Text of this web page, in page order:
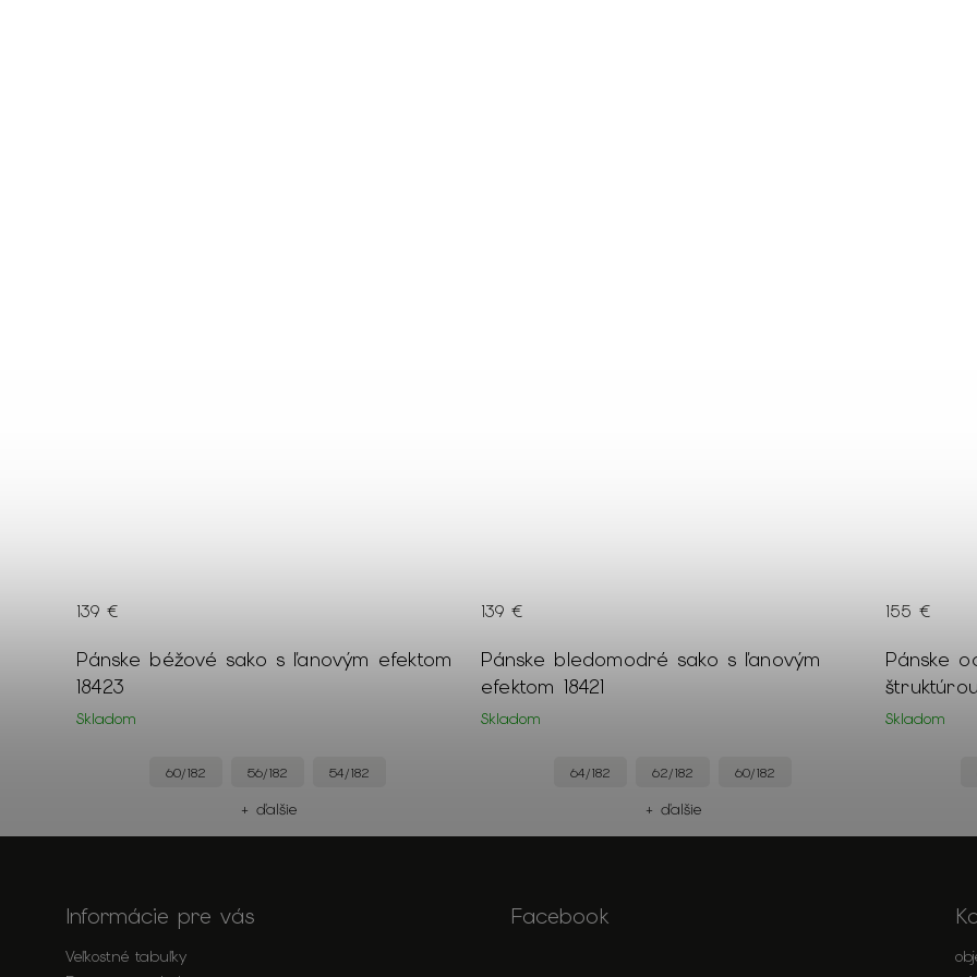
Pánske béžové sako s ľanovým efektom
18423
Skladom
139 €
60/182 56/182 54/182
+ ďalšie
Pánske bledomodré sako s ľanovým
efektom 18421
Skladom
139 €
64/182 62/182 60/182
+ ďalšie
Pánske
Skladom
155 €
Informácie pre vás
Veľkostné tabuľky
Facebook